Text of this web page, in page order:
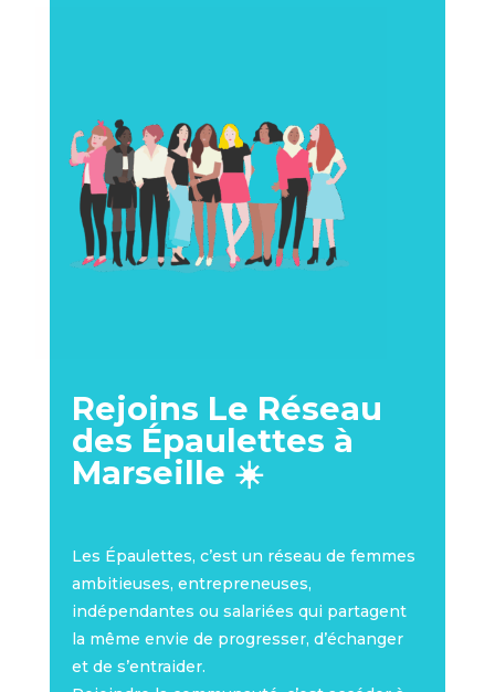
Rejoins Le Réseau
des Épaulettes à
Marseille ☀️
Les Épaulettes, c’est un réseau de femmes
ambitieuses, entrepreneuses,
indépendantes ou salariées qui partagent
la même envie de progresser, d’échanger
et de s’entraider.